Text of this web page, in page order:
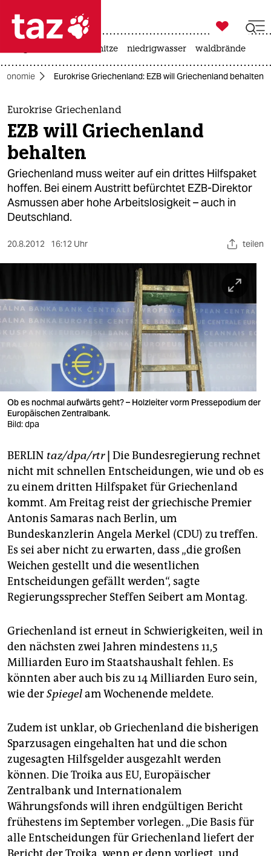
 taz zahl ich
taz zahl ich
themen
politik
öko
gesellschaft
kultur
sport
nord
wahrheit
veranstaltungen
shop
fragen & hilfe
unterstützen
abo
genossenschaft
epaper login

taz zahl ich
hitze niedrigwasser waldbrände
Eurokrise Griechenland: EZB will Griechenland behalten
Eurokrise Griechenland
EZB will Griechenland
behalten
Griechenland muss weiter auf ein drittes Hilfspaket
hoffen. Bei einem Austritt befürchtet EZB-Direktor
Asmussen aber hohe Arbeitslosigkeit – auch in
Deutschland.
20.8.2012 16:12 Uhr teilen
Ob es nochmal aufwärts geht? – Holzleiter vorm Pressepodium der
Europäischen Zentralbank.
Bild: dpa
BERLIN taz/dpa/rtr Die Bundesregierung rechnet
nicht mit schnellen Entscheidungen, wie und ob es
zu einem dritten Hilfspaket für Griechenland
kommt. Am Freitag reist der griechische Premier
Antonis Samaras nach Berlin, um
Bundeskanzlerin Angela Merkel (CDU) zu treffen.
Es sei aber nicht zu erwarten, dass „die großen
Weichen gestellt und die wesentlichen
Entscheidungen gefällt werden“, sagte
Regierungssprecher Steffen Seibert am Montag.
Griechenland ist erneut in Schwierigkeiten, weil in
den nächsten zwei Jahren mindestens 11,5
Milliarden Euro im Staatshaushalt fehlen. Es
könnten aber auch bis zu 14 Milliarden Euro sein,
wie derSpiegelam Wochenende meldete.
Zudem ist unklar, ob Griechenland die bisherigen
Sparzusagen eingehalten hat und die schon
zugesagten Hilfsgelder ausgezahlt werden
können. Die Troika aus EU, Europäischer
Zentralbank und Internationalem
Währungsfonds will ihren endgültigen Bericht
frühestens im September vorlegen. „Die Basis für
alle Entscheidungen für Griechenland liefert der